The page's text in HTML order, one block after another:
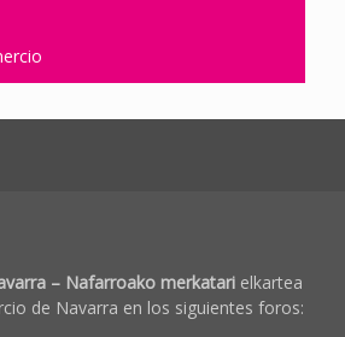
– Nafarroako merkatarielkartea
de Navarra en los siguientes foros: